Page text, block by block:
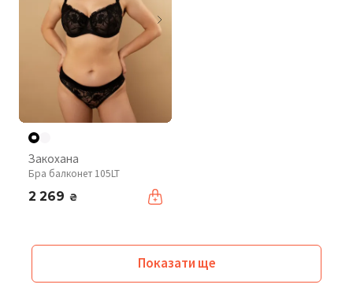
Закохана
Бра балконет 105LT
2 269 ₴
Показати ще